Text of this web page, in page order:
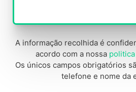
l
t
e
r
A informação recolhida é
acordo com a nossa
Os únicos campos obrigatórios
telefone e nome da